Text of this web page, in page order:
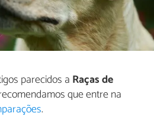
parecidos a Raças de
que entre na
.